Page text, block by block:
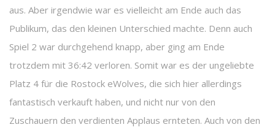
aus. Aber irgendwie war es vielleicht am Ende auch das
Publikum, das den kleinen Unterschied machte. Denn auch
Spiel 2 war durchgehend knapp, aber ging am Ende
trotzdem mit 36:42 verloren. Somit war es der ungeliebte
Platz 4 für die Rostock eWolves, die sich hier allerdings
fantastisch verkauft haben, und nicht nur von den
Zuschauern den verdienten Applaus ernteten. Auch von den